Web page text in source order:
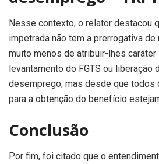
Nesse contexto, o relator destacou
impetrada não tem a prerrogativa
muito menos de atribuir-lhes
levantamento do FGTS ou liberação
desemprego, mas desde que
para a obtenção do benefício
Conclusão
Por fim, foi citado que o